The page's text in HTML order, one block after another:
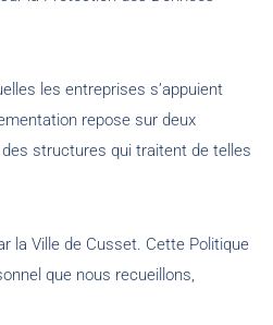
les entreprises s’appuient
repose sur deux
structures qui traitent de telles
la Ville de Cusset. Cette Politique
que nous recueillons,